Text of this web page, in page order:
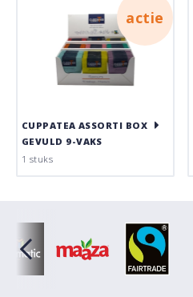
actie
CUPPATEA ASSORTI BOX
GEVULD 9-VAKS
1 stuks